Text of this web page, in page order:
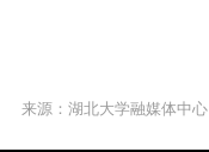
来源：湖北大学融媒体中心